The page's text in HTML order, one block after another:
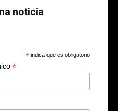
noticia
* indica que es obligatorio
*